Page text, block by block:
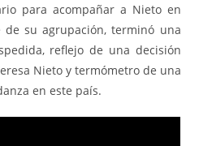
para acompañar a Nieto en
su agrupación, terminó una
reflejo de una decisión
Nieto y termómetro de una
en este país.